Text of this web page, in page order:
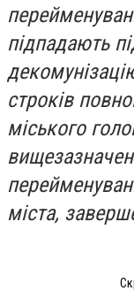
підпадають
строків
міського
міста,